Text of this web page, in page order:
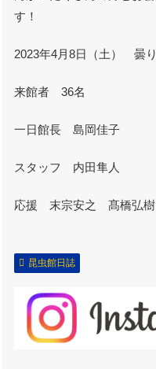
す！
2023年4月8日（土） 曇
来館者 36名
一日館長 島岡佳子
スタッフ 内田隼人
応援 末宗安之 髙橋弘
昆虫館日誌